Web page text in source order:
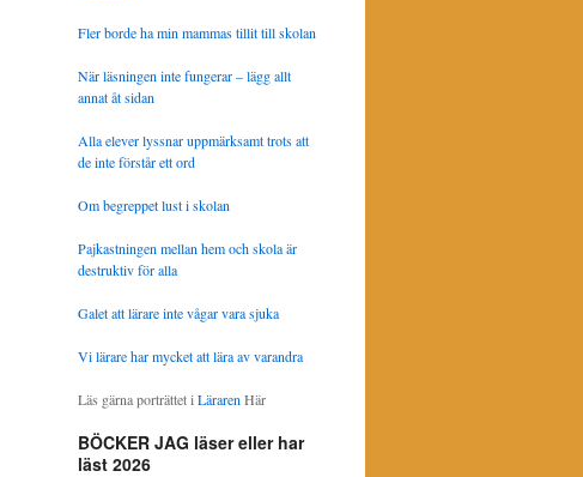
Fler borde ha min mammas tillit till skolan
När läsningen inte fungerar – lägg allt
annat åt sidan
Alla elever lyssnar uppmärksamt trots att
de inte förstår ett ord
Om begreppet lust i skolan
Pajkastningen mellan hem och skola är
destruktiv för alla
Galet att lärare inte vågar vara sjuka
Vi lärare har mycket att lära av varandra
Läs gärna porträttet i Läraren Här
BÖCKER JAG läser eller har
läst 2026